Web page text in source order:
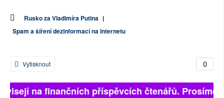
Rusko za Vladimíra Putina |
Spam a šíření dezinformací na internetu
0
Vytisknout
na finančních příspěvcích čtenářů. Prosíme,